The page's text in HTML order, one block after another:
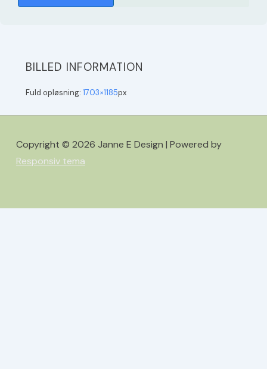
BILLED INFORMATION
Fuld opløsning: 1703×1185px
Copyright © 2026 Janne E Design | Powered by
Responsiv tema